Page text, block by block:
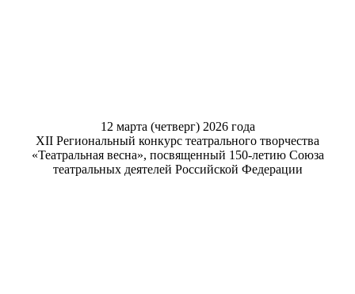
12 марта (четверг) 2026 года
XII Региональный конкурс театрального творчества
«Театральная весна», посвященный 150-летию Союза
театральных деятелей Российской Федерации